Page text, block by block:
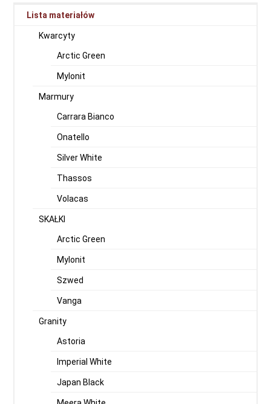
Lista materiałów
Kwarcyty
Arctic Green
Mylonit
Marmury
Carrara Bianco
Onatello
Silver White
Thassos
Volacas
SKAŁKI
Arctic Green
Mylonit
Szwed
Vanga
Granity
Astoria
Imperial White
Japan Black